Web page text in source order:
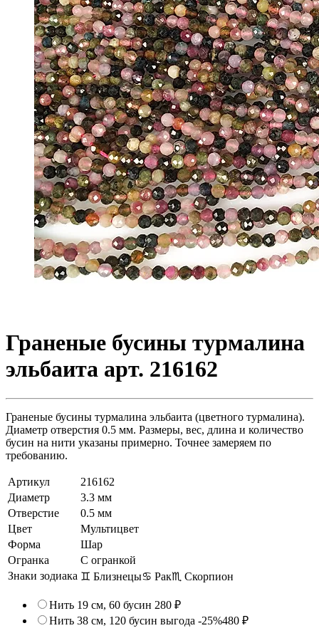
Граненые бусины турмалина
эльбаита арт. 216162
Граненые бусины турмалина эльбаита (цветного турмалина).
Диаметр отверстия 0.5 мм. Размеры, вес, длина и количество
бусин на нити указаны примерно. Точнее замеряем по
требованию.
Артикул
216162
Диаметр
3.3 мм
Отверстие
0.5 мм
Цвет
Мультицвет
Форма
Шар
Огранка
С огранкой
Знаки зодиака ♊ Близнецы♋ Рак♏ Скорпион
Нить 19 см, 60 бусин 280 ₽
Нить 38 см, 120 бусин выгода -25%480 ₽